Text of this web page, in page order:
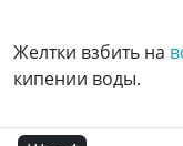
Желтки взбить на
кипении воды.